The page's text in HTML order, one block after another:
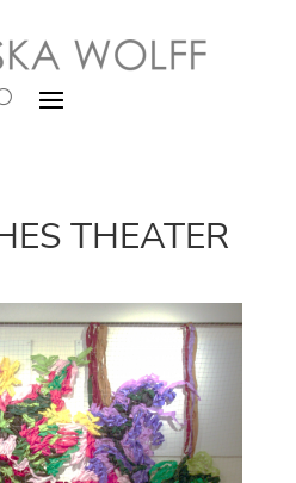
THEATER